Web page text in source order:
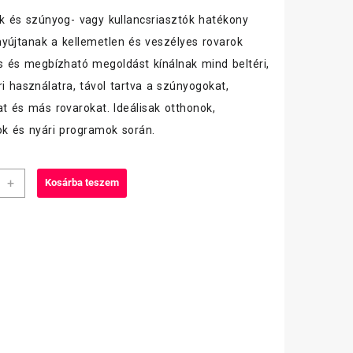
és szúnyog- vagy kullancsriasztók hatékony
a kellemetlen és veszélyes rovarok
és megbízható megoldást kínálnak mind beltéri,
használatra, távol tartva a szúnyogokat,
és más rovarokat. Ideálisak otthonok,
és nyári programok során.
+ Kosárba teszem